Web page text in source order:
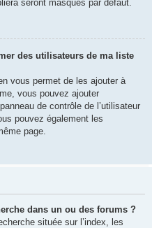
seront masqués par défaut.
des utilisateurs de ma liste
vous permet de les ajouter à
vous pouvez ajouter
de contrôle de l’utilisateur
pouvez également les
page.
dans un ou des forums ?
située sur l’index, les